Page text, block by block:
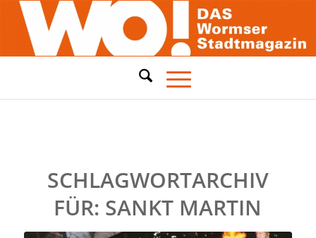
SCHLAGWORTARCHIV
FÜR: SANKT MARTIN